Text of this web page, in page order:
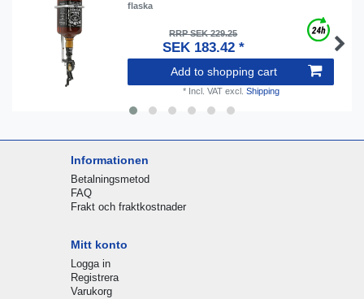
flaska
RRP SEK 229.25
SEK 183.42 *
Add to shopping cart
* Incl. VATexcl. Shipping
Informationen
Betalningsmetod
FAQ
Frakt och fraktkostnader
Mitt konto
Logga in
Registrera
Varukorg